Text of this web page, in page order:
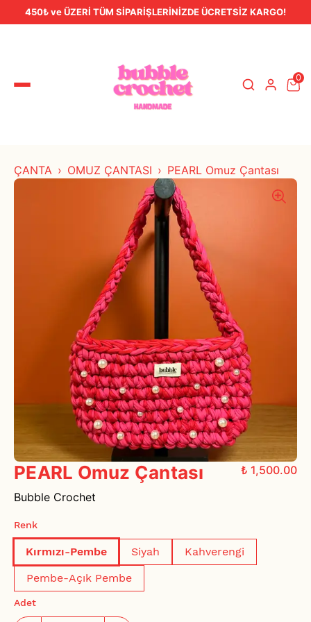
450₺ ve ÜZERİ TÜM SİPARİŞLERİNİZDE ÜCRETSİZ KARGO!
0
ÇANTA OMUZ ÇANTASI PEARL Omuz Çantası
PEARL Omuz Çantası
₺ 1,500.00
Bubble Crochet
Renk
Kırmızı-Pembe Siyah
Kahverengi
Pembe-Açık Pembe
Adet